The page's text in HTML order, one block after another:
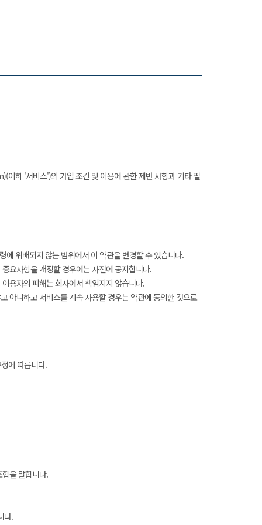
하 '서비스')의 가입 조건 및 이용에 관한 제반 사항과 기타 필
위배되지 않는 범위에서 이 약관을 변경할 수 있습니다.
요사항을 개정할 경우에는 사전에 공지합니다.
용자의 피해는 회사에서 책임지지 않습니다.
아니하고 서비스를 계속 사용할 경우는 약관에 동의한 것으로
에 따릅니다.
을 말합니다.
다.